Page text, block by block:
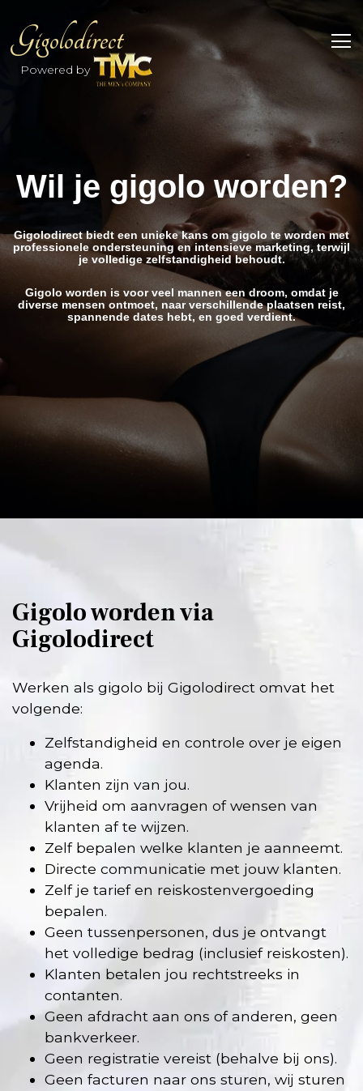
Gigolodirect
Powered by
Wil je gigolo worden?
Gigolodirect biedt een unieke kans om gigolo te worden met
professionele ondersteuning en intensieve marketing, terwijl
je volledige zelfstandigheid behoudt.
Gigolo worden is voor veel mannen een droom, omdat je
diverse mensen ontmoet, naar verschillende plaatsen reist,
spannende dates hebt, en goed verdient.
Gigolo worden via
Gigolodirect
Werken als gigolo bij Gigolodirect omvat het
volgende:
Zelfstandigheid en controle over je eigen
agenda.
Klanten zijn van jou.
Vrijheid om aanvragen of wensen van
klanten af te wijzen.
Zelf bepalen welke klanten je aanneemt.
Directe communicatie met jouw klanten.
Zelf je tarief en reiskostenvergoeding
bepalen.
Geen tussenpersonen, dus je ontvangt
het volledige bedrag (inclusief reiskosten).
Klanten betalen jou rechtstreeks in
contanten.
Geen afdracht aan ons of anderen, geen
bankverkeer.
Geen registratie vereist (behalve bij ons).
Geen facturen naar ons sturen, wij sturen